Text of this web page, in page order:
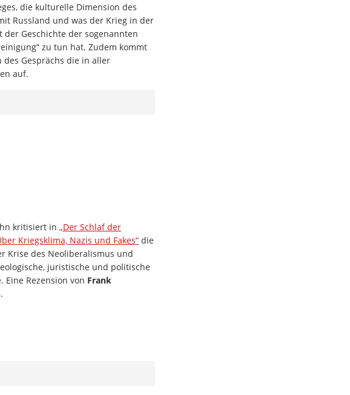
die kulturelle Dimension des
Russland und was der Krieg in der
der Geschichte der sogenannten
zu tun hat. Zudem kommt
des Gesprächs die in aller
auf.
kritisiert in „Der Schlaf der
Kriegsklima, Nazis und Fakes“ die
Krise des Neoliberalismus und
juristische und politische
Eine Rezension von Frank
.